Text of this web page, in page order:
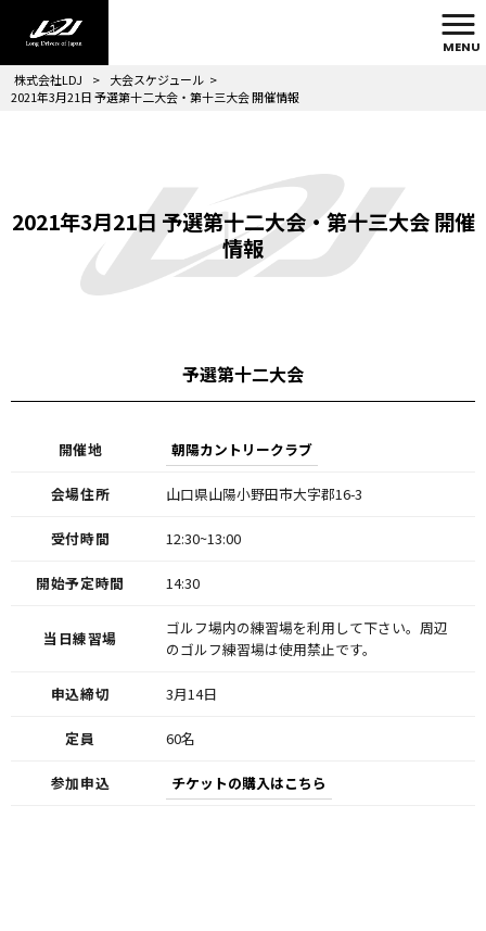
MENU
株式会社LDJ
> 大会スケジュール >
2021年3月21日 予選第十二大会・第十三大会 開催情報
2021年3月21日 予選第十二大会・第十三大会 開催
情報
予選第十二大会
開催地 朝陽カントリークラブ
会場住所 山口県山陽小野田市大字郡16-3
受付時間 12:30~13:00
開始予定時間 14:30
当日練習場
ゴルフ場内の練習場を利用して下さい。周辺
のゴルフ練習場は使用禁止です。
申込締切 3月14日
定員 60名
参加申込 チケットの購入はこちら